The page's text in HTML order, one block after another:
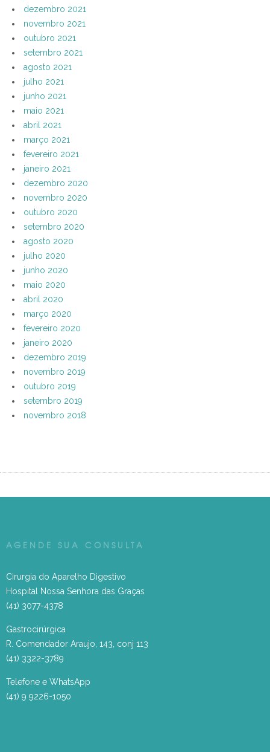
dezembro 2021
novembro 2021
outubro 2021
setembro 2021
agosto 2021
julho 2021
junho 2021
maio 2021
abril 2021
março 2021
fevereiro 2021
janeiro 2021
dezembro 2020
novembro 2020
outubro 2020
setembro 2020
agosto 2020
julho 2020
junho 2020
maio 2020
abril 2020
março 2020
fevereiro 2020
janeiro 2020
dezembro 2019
novembro 2019
outubro 2019
setembro 2019
novembro 2018
AGENDE SUA CONSULTA
Cirurgia do Aparelho Digestivo
Hospital Nossa Senhora das Graças
(41) 3077-4378
Gastrocirúrgica
R. Comendador Araujo, 143, conj 113
(41) 3322-3789
Telefone e WhatsApp
(41) 9 9226-1050